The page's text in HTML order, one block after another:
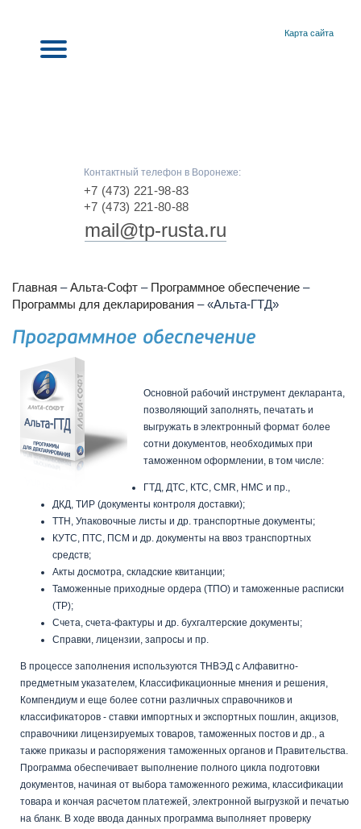
Карта сайта
Контактный телефон в Воронеже:
+7 (473) 221-98-83
+7 (473) 221-80-88
mail@tp-rusta.ru
Главная – Альта-Софт – Программное обеспечение –
Программы для декларирования –«Альта-ГТД»
Основной рабочий инструмент декларанта,
позволяющий заполнять, печатать и
выгружать в электронный формат более
сотни документов, необходимых при
таможенном оформлении, в том числе:
ГТД, ДТС, КТС, CMR, НМС и пр.,
ДКД, ТИР (документы контроля доставки);
ТТН, Упаковочные листы и др. транспортные документы;
КУТС, ПТС, ПСМ и др. документы на ввоз транспортных
средств;
Акты досмотра, складские квитанции;
Таможенные приходные ордера (ТПО) и таможенные расписки
(ТР);
Счета, счета-фактуры и др. бухгалтерские документы;
Справки, лицензии, запросы и пр.
В процессе заполнения используются ТНВЭД с Алфавитно-
предметным указателем, Классификационные мнения и решения,
Компендиум и еще более сотни различных справочников и
классификаторов - ставки импортных и экспортных пошлин, акцизов,
справочники лицензируемых товаров, таможенных постов и др., а
также приказы и распоряжения таможенных органов и Правительства.
Программа обеспечивает выполнение полного цикла подготовки
документов, начиная от выбора таможенного режима, классификации
товара и кончая расчетом платежей, электронной выгрузкой и печатью
на бланк. В ходе ввода данных программа выполняет проверку